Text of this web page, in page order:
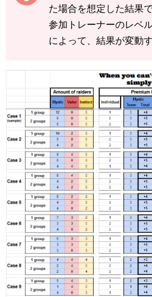
た場合を想定した結果で
参加トレーナーのレベ
によって、結果が変動